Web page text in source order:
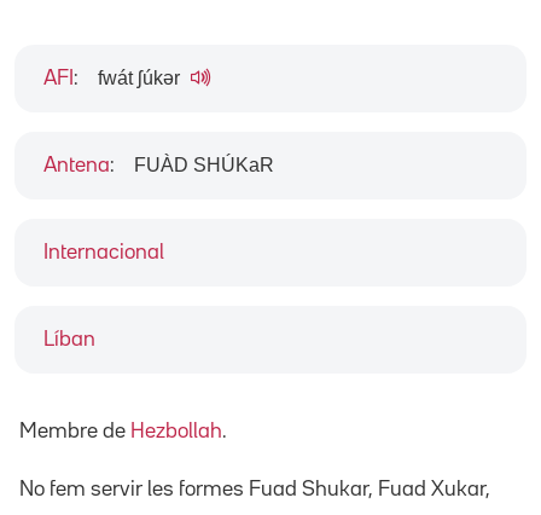
Internacional
Líban
AFI : fwát ʃúkər
Antena: FUÀD SHÚKaR
Membre de Hezbollah.
No fem servir les formes Fuad Shukar, Fuad Xukar,